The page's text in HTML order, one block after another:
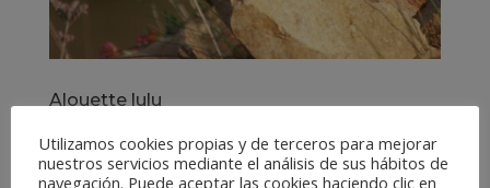
Alouette lulu
Utilizamos cookies propias y de terceros para mejorar
nuestros servicios mediante el análisis de sus hábitos de
navegación. Puede aceptar las cookies haciendo clic en